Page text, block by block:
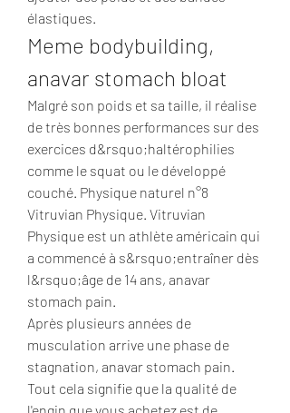
élastiques.
Meme bodybuilding,
anavar stomach bloat
Malgré son poids et sa taille, il réalise
de très bonnes performances sur des
exercices d&rsquo;haltérophilies
comme le squat ou le développé
couché. Physique naturel n°8
Vitruvian Physique. Vitruvian
Physique est un athlète américain qui
a commencé à s&rsquo;entraîner dès
l&rsquo;âge de 14 ans, anavar
stomach pain.
Après plusieurs années de
musculation arrive une phase de
stagnation, anavar stomach pain.
Tout cela signifie que la qualité de